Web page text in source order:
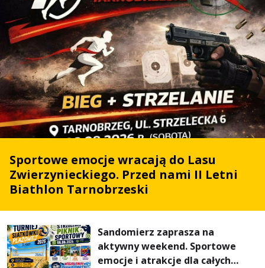
Sportowe emocje wracają do Lasu
Zwierzynieckiego. Przed nami II Letni
Biathlon Tarnobrzeski
Sandomierz zaprasza na
aktywny weekend. Sportowe
emocje i atrakcje dla całych